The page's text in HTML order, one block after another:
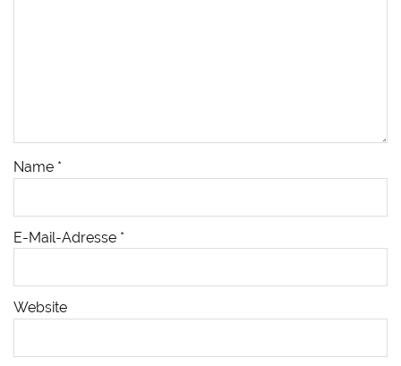
Name *
E-Mail-Adresse *
Website